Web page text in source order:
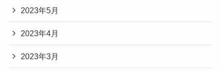
2023年5月
2023年4月
2023年3月